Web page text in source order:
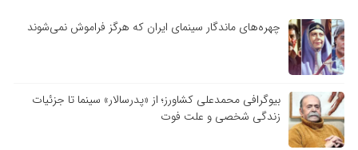
چهره‌های ماندگار سینمای ایران که هرگز فراموش نمی‌شوند
بیوگرافی محمدعلی کشاورز؛ از «پدرسالار» سینما تا جزئیات
زندگی شخصی و علت فوت